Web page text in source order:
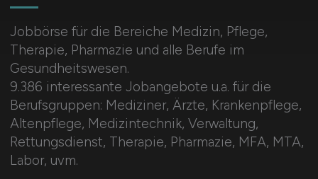
Jobbörse für die Bereiche Medizin, Pflege,
Therapie, Pharmazie und alle Berufe im
Gesundheitswesen.
9.386 interessante Jobangebote u.a. für die
Berufsgruppen: Mediziner, Ärzte, Krankenpflege,
Altenpflege, Medizintechnik, Verwaltung,
Rettungsdienst, Therapie, Pharmazie, MFA, MTA,
Labor, uvm.